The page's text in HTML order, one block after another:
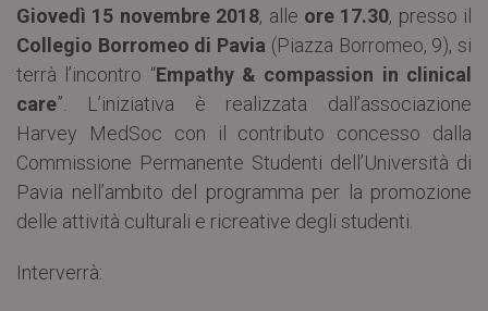
Giovedì 15 novembre 2018, alle ore 17.30, presso il
Collegio Borromeo di Pavia (Piazza Borromeo, 9), si
terrà l’incontro “Empathy & compassion in clinical
care”. L’iniziativa è realizzata dall’associazione
Harvey MedSoc con il contributo concesso dalla
Commissione Permanente Studenti dell’Università di
Pavia nell’ambito del programma per la promozione
delle attività culturali e ricreative degli studenti.
Interverrà: